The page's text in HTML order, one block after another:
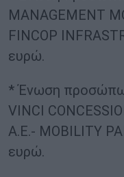
MANAGEMENT
FINCOP
ευρώ.
* Ένωση
VINCI
Α.Ε.- MOBILITY
ευρώ.